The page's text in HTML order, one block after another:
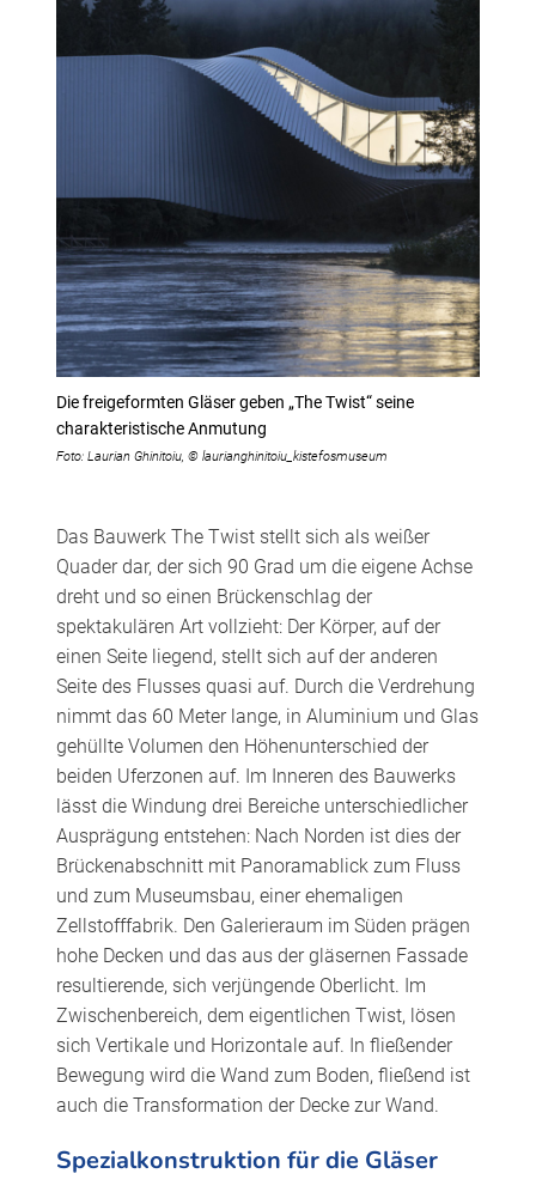
Die freigeformten Gläser geben „The Twist“ seine
charakteristische Anmutung
Foto: Laurian Ghinitoiu, © laurianghinitoiu_kistefosmuseum
Das Bauwerk The Twist stellt sich als weißer
Quader dar, der sich 90 Grad um die eigene Achse
dreht und so einen Brückenschlag der
spektakulären Art vollzieht: Der Körper, auf der
einen Seite liegend, stellt sich auf der anderen
Seite des Flusses quasi auf. Durch die Verdrehung
nimmt das 60 Meter lange, in Aluminium und Glas
gehüllte Volumen den Höhenunterschied der
beiden Uferzonen auf. Im Inneren des Bauwerks
lässt die Windung drei Bereiche unterschiedlicher
Ausprägung entstehen: Nach Norden ist dies der
Brückenabschnitt mit Panoramablick zum Fluss
und zum Museumsbau, einer ehemaligen
Zellstofffabrik. Den Galerieraum im Süden prägen
hohe Decken und das aus der gläsernen Fassade
resultierende, sich verjüngende Oberlicht. Im
Zwischenbereich, dem eigentlichen Twist, lösen
sich Vertikale und Horizontale auf. In fließender
Bewegung wird die Wand zum Boden, fließend ist
auch die Transformation der Decke zur Wand.
Spezialkonstruktion für die Gläser